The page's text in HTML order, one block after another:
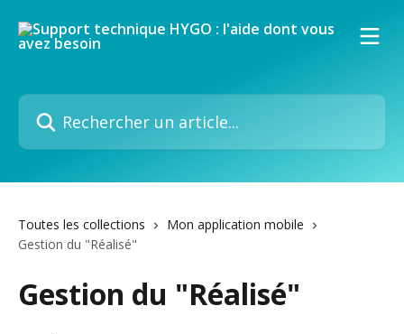
Rechercher un article...
Toutes les collections
Mon application mobile
Gestion du "Réalisé"
Gestion du "Réalisé"